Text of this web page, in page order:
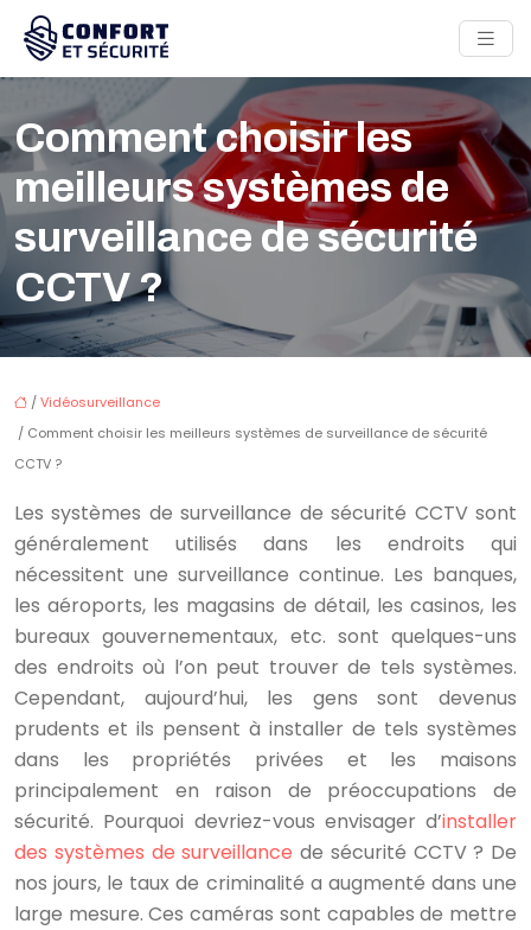
Comment choisir les
meilleurs systèmes de
surveillance de sécurité
CCTV ?
/Vidéosurveillance
/ Comment choisir les meilleurs systèmes de surveillance de sécurité
CCTV ?
Les systèmes de surveillance de sécurité CCTV sont
généralement utilisés dans les endroits qui
nécessitent une surveillance continue. Les banques,
les aéroports, les magasins de détail, les casinos, les
bureaux gouvernementaux, etc. sont quelques-uns
des endroits où l’on peut trouver de tels systèmes.
Cependant, aujourd’hui, les gens sont devenus
prudents et ils pensent à installer de tels systèmes
dans les propriétés privées et les maisons
principalement en raison de préoccupations de
sécurité. Pourquoi devriez-vous envisager d’installer
des systèmes de surveillance de sécurité CCTV ? De
nos jours, le taux de criminalité a augmenté dans une
large mesure. Ces caméras sont capables de mettre